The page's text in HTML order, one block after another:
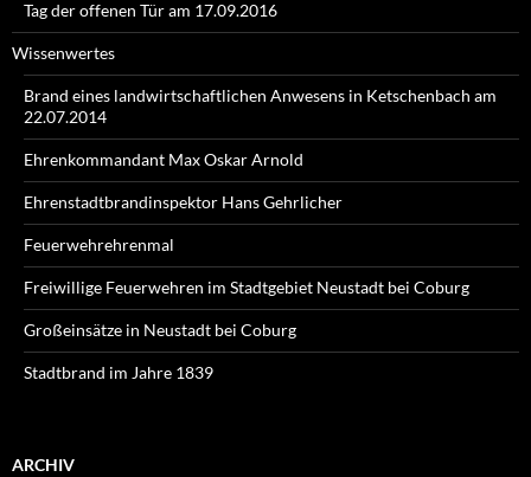
Tag der offenen Tür am 17.09.2016
Wissenwertes
Brand eines landwirtschaftlichen Anwesens in Ketschenbach am
22.07.2014
Ehrenkommandant Max Oskar Arnold
Ehrenstadtbrandinspektor Hans Gehrlicher
Feuerwehrehrenmal
Freiwillige Feuerwehren im Stadtgebiet Neustadt bei Coburg
Großeinsätze in Neustadt bei Coburg
Stadtbrand im Jahre 1839
ARCHIV